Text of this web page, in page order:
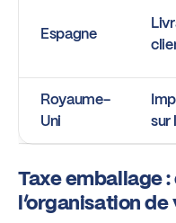
Espagne
Royaume-
Uni
sur
Taxe emballage
l’organisation